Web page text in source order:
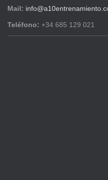
Mail:
Teléfono: +34 685 129 021